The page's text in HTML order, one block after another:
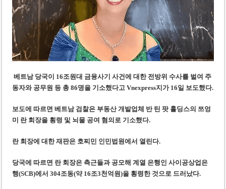
베트남 당국이 16조원대 금융사기 사건에 대한 전방위 수사를 벌여 주
동자와 공무원 등 총 86명을 기소했다고 Vnexpress지가 16일 보도했다.
보도에 따르면 베트남 검찰은 부동산 개발업체 반 틴 팟 홀딩스의 쯔엉
미 란 회장을 횡령 및 뇌물 공여 혐의로 기소했다.
란 회장에 대한 재판은 호찌민 인민법원에서 열린다.
당국에 따르면 란 회장은 측근들과 공모해 계열 은행인 사이공상업은
행(SCB)에서 304조동(약 16조3천억원)을 횡령한 것으로 드러났다.